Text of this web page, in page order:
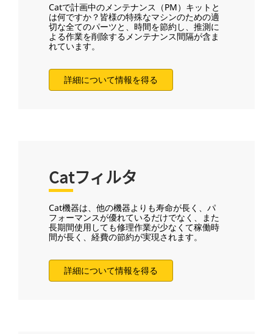
Catで計画中のメンテナンス（PM）キットと
は何ですか？皆様の特殊なマシンのための適
切な全てのパーツと、時間を節約し、推測に
よる作業を削除するメンテナンス間隔が含ま
れています。
詳細について情報を得る
Catフィルタ
Cat機器は、他の機器よりも寿命が長く、パ
フォーマンスが優れているだけでなく、また
長期間使用しても修理作業が少なくて稼働時
間が長く、経費の節約が実現されます。
詳細について情報を得る